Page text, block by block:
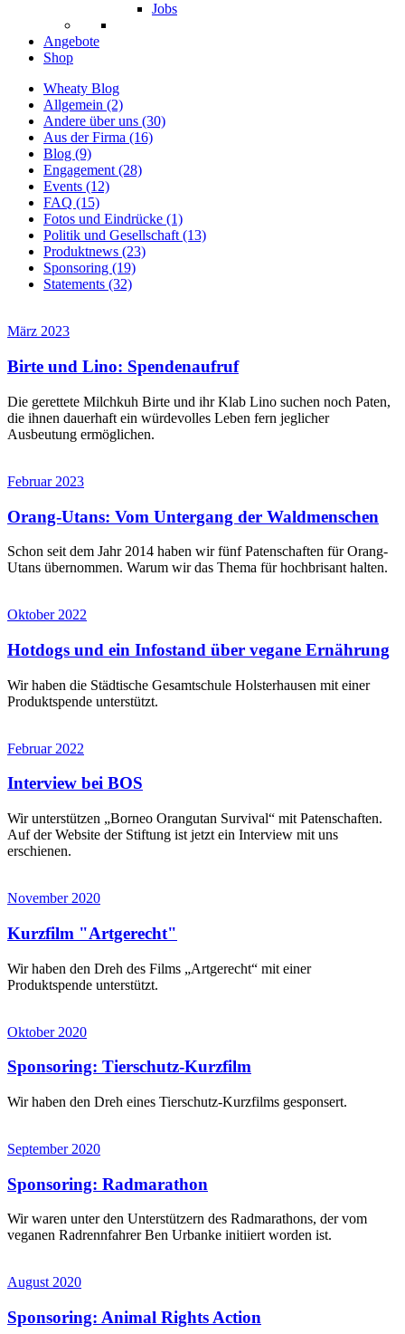
Jobs
Angebote
Shop
Wheaty Blog
Allgemein (2)
Andere über uns (30)
Aus der Firma (16)
Blog (9)
Engagement (28)
Events (12)
FAQ (15)
Fotos und Eindrücke (1)
Politik und Gesellschaft (13)
Produktnews (23)
Sponsoring (19)
Statements (32)
März 2023
Birte und Lino: Spendenaufruf
Die gerettete Milchkuh Birte und ihr Klab Lino suchen noch Paten,
die ihnen dauerhaft ein würdevolles Leben fern jeglicher
Ausbeutung ermöglichen.
Februar 2023
Orang-Utans: Vom Untergang der Waldmenschen
Schon seit dem Jahr 2014 haben wir fünf Patenschaften für Orang-
Utans übernommen. Warum wir das Thema für hochbrisant halten.
Oktober 2022
Hotdogs und ein Infostand über vegane Ernährung
Wir haben die Städtische Gesamtschule Holsterhausen mit einer
Produktspende unterstützt.
Februar 2022
Interview bei BOS
Wir unterstützen „Borneo Orangutan Survival“ mit Patenschaften.
Auf der Website der Stiftung ist jetzt ein Interview mit uns
erschienen.
November 2020
Kurzfilm "Artgerecht"
Wir haben den Dreh des Films „Artgerecht“ mit einer
Produktspende unterstützt.
Oktober 2020
Sponsoring: Tierschutz-Kurzfilm
Wir haben den Dreh eines Tierschutz-Kurzfilms gesponsert.
September 2020
Sponsoring: Radmarathon
Wir waren unter den Unterstützern des Radmarathons, der vom
veganen Radrennfahrer Ben Urbanke initiiert worden ist.
August 2020
Sponsoring: Animal Rights Action